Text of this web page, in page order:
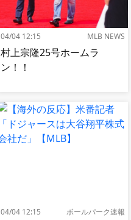
04/04 12:15 MLB NEWS
村上宗隆25号ホームラ
ン！！
04/04 12:15 ボールパーク速報